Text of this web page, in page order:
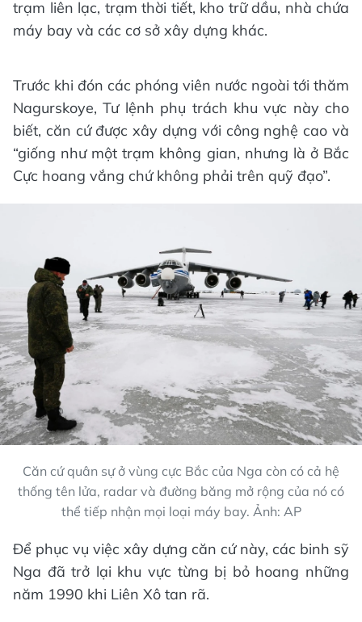
trạm liên lạc, trạm thời tiết, kho trữ dầu, nhà chứa
máy bay và các cơ sở xây dựng khác.
Trước khi đón các phóng viên nước ngoài tới thăm
Nagurskoye, Tư lệnh phụ trách khu vực này cho
biết, căn cứ được xây dựng với công nghệ cao và
“giống như một trạm không gian, nhưng là ở Bắc
Cực hoang vắng chứ không phải trên quỹ đạo”.
Căn cứ quân sự ở vùng cực Bắc của Nga còn có cả hệ
thống tên lửa, radar và đường băng mở rộng của nó có
thể tiếp nhận mọi loại máy bay. Ảnh: AP
Để phục vụ việc xây dựng căn cứ này, các binh sỹ
Nga đã trở lại khu vực từng bị bỏ hoang những
năm 1990 khi Liên Xô tan rã.